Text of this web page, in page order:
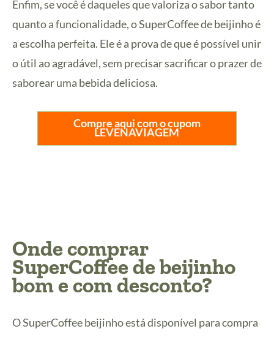
Enfim, se você é daqueles que valoriza o sabor tanto
quanto a funcionalidade, o SuperCoffee de beijinho é
a escolha perfeita. Ele é a prova de que é possível unir
o útil ao agradável, sem precisar sacrificar o prazer de
saborear uma bebida deliciosa.
Compre aqui com o cupom
LEVENAVIAGEM
Onde comprar
SuperCoffee de beijinho
bom e com desconto?
O SuperCoffee beijinho está disponível para compra